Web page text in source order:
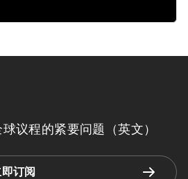
议程的紧要问题（英文）
订阅